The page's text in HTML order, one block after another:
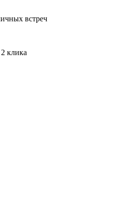
встреч
клика